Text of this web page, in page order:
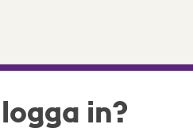
in?